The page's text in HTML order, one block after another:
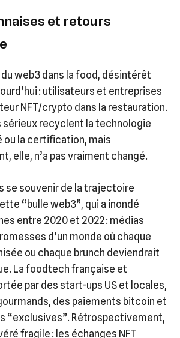
et retours
web3 dans la food, désintérêt
: utilisateurs et entreprises
NFT/crypto dans la restauration.
sérieux recyclent la technologie
ou la certification, mais
elle, n’a pas vraiment changé.
se souvenir de la trajectoire
“bulle web3”, qui a inondé
entre 2020 et 2022 : médias
d’un monde où chaque
ou chaque brunch deviendrait
La foodtech française et
par des start-ups US et locales,
des paiements bitcoin et
“exclusives”. Rétrospectivement,
fragile : les échanges NFT